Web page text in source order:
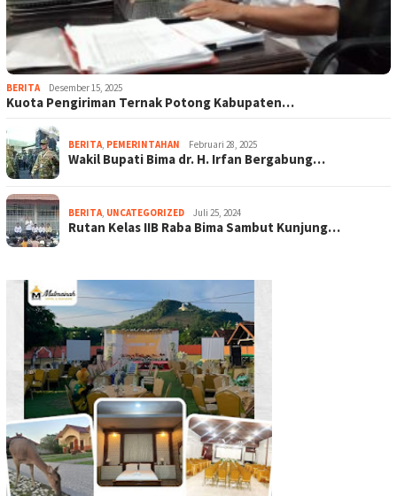
BERITA Desember 15, 2025
Kuota Pengiriman Ternak Potong Kabupaten…
BERITA PEMERINTAHAN Februari 28, 2025
Wakil Bupati Bima dr. H. Irfan Bergabung…
BERITA UNCATEGORIZED Juli 25, 2024
Rutan Kelas IIB Raba Bima Sambut Kunjung…